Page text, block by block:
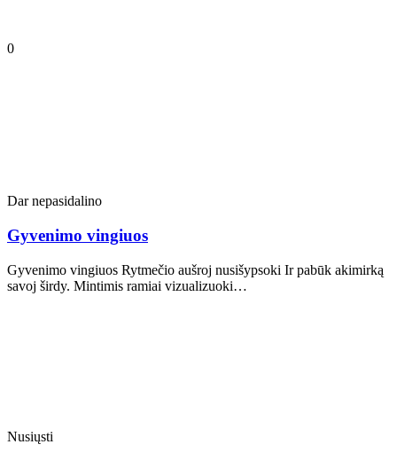
0
Dar nepasidalino
Gyvenimo vingiuos
Gyvenimo vingiuos Rytmečio aušroj nusišypsoki Ir pabūk akimirką
savoj širdy. Mintimis ramiai vizualizuoki…
Nusiųsti